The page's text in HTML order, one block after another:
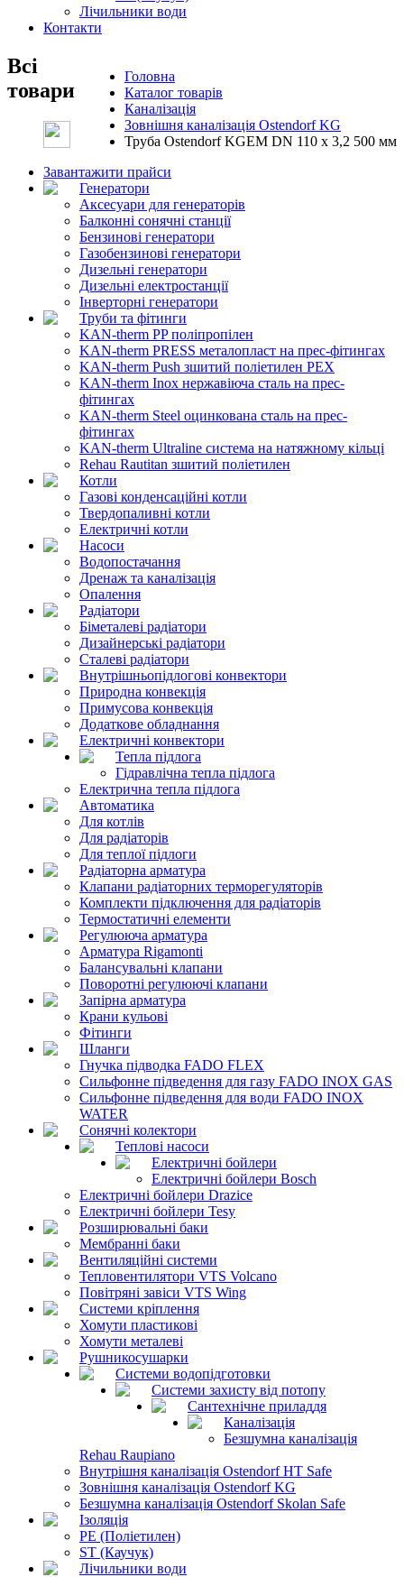
Лічильники води
Контакти
Головна
Каталог товарів
Каналізація
Зовнішня каналізація Ostendorf KG
Труба Ostendorf KGEM DN 110 x 3,2 500 мм
Всі
товари
Завантажити прайси
Генератори
Аксесуари для генераторів
Балконні сонячні станції
Бензинові генератори
Газобензинові генератори
Дизельні генератори
Дизельні електростанції
Інверторні генератори
Труби та фітинги
KAN-therm PP поліпропілен
KAN-therm PRESS металопласт на прес-фітингах
KAN-therm Push зшитий поліетилен PEX
KAN-therm Inox нержавіюча сталь на прес-
фітингах
KAN-therm Steel оцинкована сталь на прес-
фітингах
KAN-therm Ultraline система на натяжному кільці
Rehau Rautitan зшитий поліетилен
Котли
Газові конденсаційні котли
Твердопаливні котли
Електричні котли
Насоси
Водопостачання
Дренаж та каналізація
Опалення
Радіатори
Біметалеві радіатори
Дизайнерські радіатори
Сталеві радіатори
Внутрішньопідлогові конвектори
Природна конвекція
Примусова конвекція
Додаткове обладнання
Електричні конвектори
Тепла підлога
Гідравлічна тепла підлога
Електрична тепла підлога
Автоматика
Для котлів
Для радіаторів
Для теплої підлоги
Радіаторна арматура
Клапани радіаторних терморегуляторів
Комплекти підключення для радіаторів
Термостатичні елементи
Регулююча арматура
Арматура Rigamonti
Балансувальні клапани
Поворотні регулюючі клапани
Запірна арматура
Крани кульові
Фітинги
Шланги
Гнучка підводка FADO FLEX
Сильфонне підведення для газу FADO INOX GAS
Сильфонне підведення для води FADO INOX
WATER
Сонячні колектори
Теплові насоси
Електричні бойлери
Електричні бойлери Bosch
Електричні бойлери Drazice
Електричні бойлери Tesy
Розширювальні баки
Мембранні баки
Вентиляційні системи
Тепловентилятори VTS Volcano
Повітряні завіси VTS Wing
Системи кріплення
Хомути пластикові
Хомути металеві
Рушникосушарки
Системи водопідготовки
Системи захисту від потопу
Сантехнічне приладдя
Каналізація
Безшумна каналізація
Rehau Raupiano
Внутрішня каналізація Ostendorf HT Safe
Зовнішня каналізація Ostendorf KG
Безшумна каналізація Ostendorf Skolan Safe
Ізоляція
PE (Поліетилен)
ST (Каучук)
Лічильники води